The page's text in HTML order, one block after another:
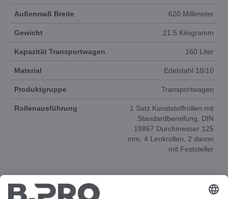
Außenmaß Breite 620 Millimeter
Gewicht 21.5 Kilogramm
Kapazität Transportwagen 160 Liter
Material Edelstahl 18/10
Produktgruppe Transportwagen
Rollenausführung
1 Satz Kunststoffrollen mit
Standardbereifung, DIN
18867 Durchmesser 125
mm, 4 Lenkrollen, 2 davon
mit Feststeller